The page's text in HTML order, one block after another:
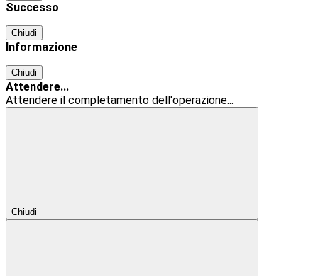
Successo
Chiudi
Informazione
Chiudi
Attendere...
Attendere il completamento dell'operazione...
Chiudi